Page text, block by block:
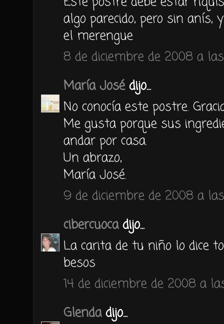
algo parecido, pero sin anís,
el merengue
8 de diciembre de 2008 a las
María Josédijo...
No conocía este postre.
Me gusta porque sus
andar por casa.
Un abrazo,
María José.
9 de diciembre de 2008 a
cibercuocadijo...
La carita de tu niño lo dice
besos
14 de diciembre de 2008 a
Glendadijo...